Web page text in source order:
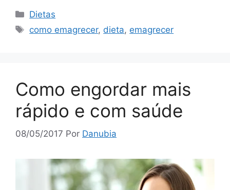
Categorias
Dietas
Tags
como emagrecer, dieta, emagrecer
Como engordar mais
rápido e com saúde
08/05/2017 Por Danubia